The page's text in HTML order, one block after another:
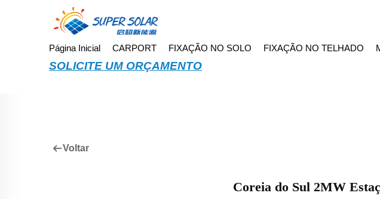
Página Inicial CARPORT FIXAÇÃO NO SOLO FIXAÇÃO NO TELHADO
SOLICITE UM ORÇAMENTO
Voltar
Coreia do Sul 2MW